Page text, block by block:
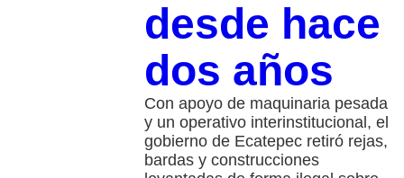
desde hace
dos años
Con apoyo de maquinaria pesada
y un operativo interinstitucional, el
gobierno de Ecatepec retiró rejas,
bardas y construcciones